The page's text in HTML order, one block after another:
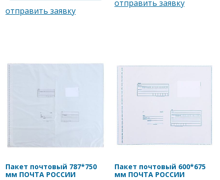
Пакет почтовый 787*750
мм ПОЧТА РОССИИ
Пакет почтовый 600*675
мм ПОЧТА РОССИИ